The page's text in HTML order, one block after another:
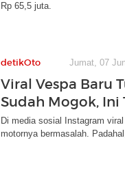
Rp 65,5 juta.
detikOto Jumat, 07
Viral Vespa Baru
Sudah Mogok,
Di media sosial Instagram
motornya bermasalah.